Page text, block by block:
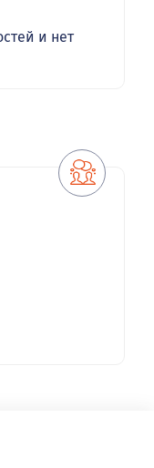
и нет